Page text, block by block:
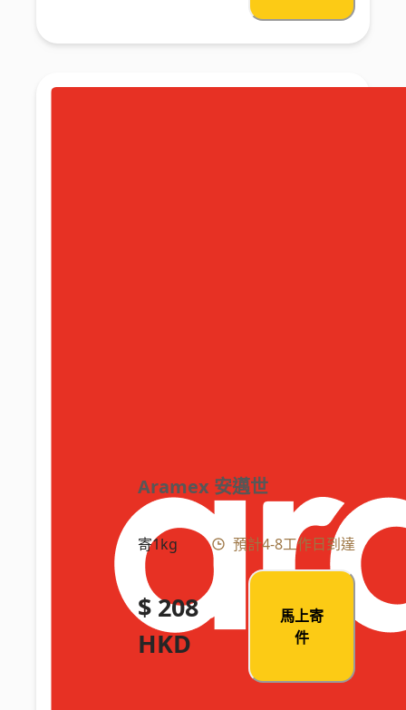
Aramex 安邁世
寄1kg 預計4-8工作日到達
$ 208
HKD
馬上寄
件